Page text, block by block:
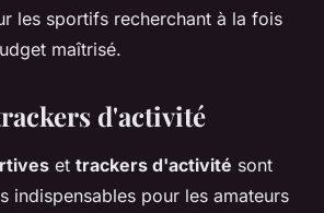
les sportifs recherchant à la fois
maîtrisé.
d'activité
et trackers d'activité sont
indispensables pour les amateurs